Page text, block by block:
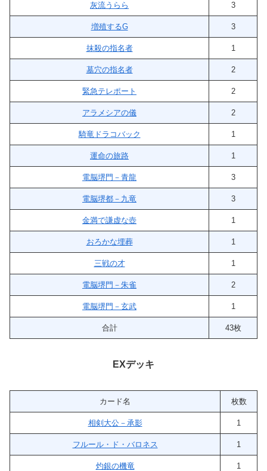
灰流うらら 3
増殖するG 3
抹殺の指名者 1
墓穴の指名者 2
緊急テレポート 2
アラメシアの儀 2
騎竜ドラコバック 1
運命の旅路 1
電脳堺門－青龍 3
電脳堺都－九竜 3
金満で謙虚な壺 1
おろかな埋葬 1
三戦の才 1
電脳堺門－朱雀 2
電脳堺門－玄武 1
合計 43枚
EXデッキ
カード名 枚数
相剣大公－承影 1
フルール・ド・バロネス 1
灼銀の機竜 1